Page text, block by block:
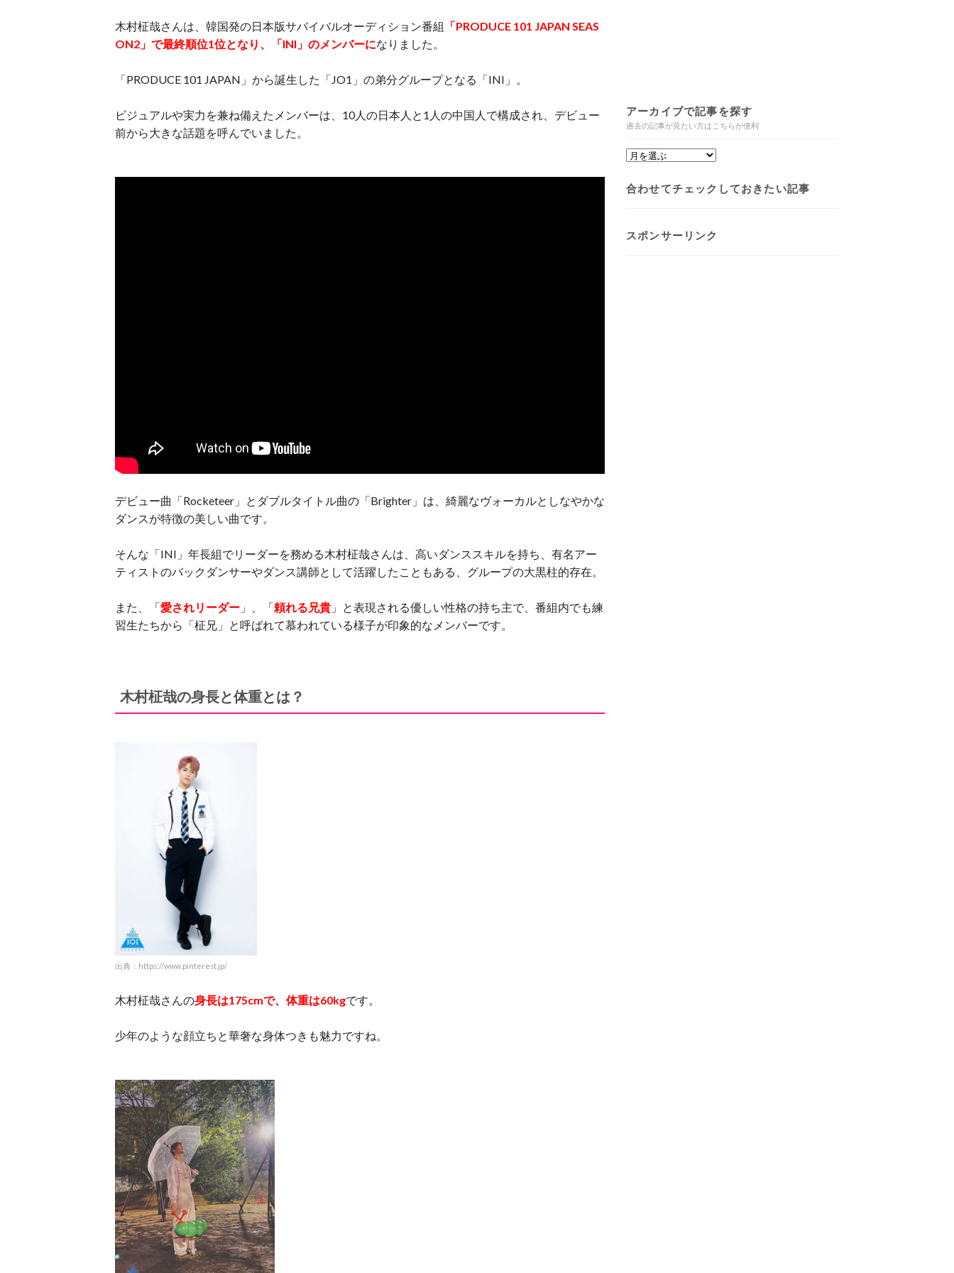
木村柾哉さんは、韓国発の日本版サバイバルオーディション番組 「PRODUCE 101 JAPAN SEAS
ON2」で最終順位1位となり、「INI」のメンバーになりました。
「PRODUCE 101 JAPAN」から誕生した「JO1」の弟分グループとなる「INI」。
ビジュアルや実力を兼ね備えたメンバーは、10人の日本人と1人の中国人で構成され、デビュー
前から大きな話題を呼んでいました。
デビュー曲「Rocketeer」とダブルタイトル曲の「Brighter」は、綺麗なヴォーカルとしなやかな
ダンスが特徴の美しい曲です。
そんな「INI」年長組でリーダーを務める木村柾哉さんは、高いダンススキルを持ち、有名アー
ティストのバックダンサーやダンス講師として活躍したこともある、グループの大黒柱的存在。
また、「愛されリーダー 」、「頼れる兄貴 」と表現される優しい性格の持ち主で、番組内でも練
習生たちから「柾兄」と呼ばれて慕われている様子が印象的なメンバーです。
木村柾哉の身長と体重とは？
出典：https://www.pinterest.jp/
木村柾哉さんの身長は175cmで、体重は60kgです。
少年のような顔立ちと華奢な身体つきも魅力ですね。
アーカイブで記事を探す
過去の記事が見たい方はこちらが便利
合わせてチェックしておきたい記事
スポンサーリンク